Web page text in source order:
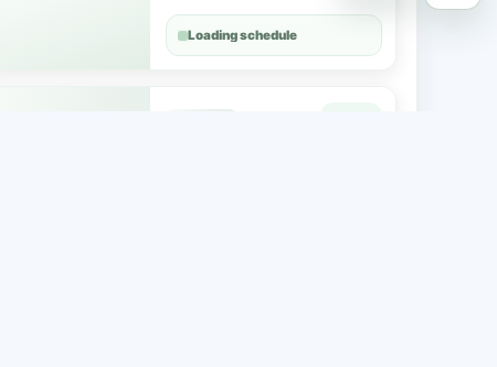
Loading schedule